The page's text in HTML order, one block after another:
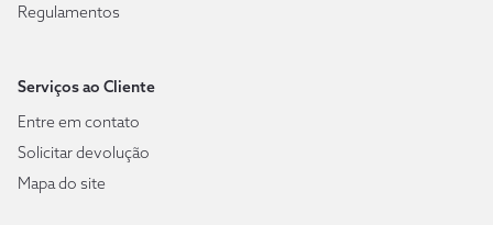
Regulamentos
Serviços ao Cliente
Entre em contato
Solicitar devolução
Mapa do site